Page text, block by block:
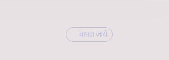
वापस जायें